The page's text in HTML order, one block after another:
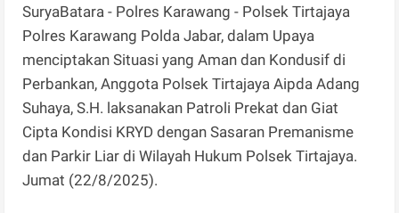
SuryaBatara - Polres Karawang - Polsek Tirtajaya
Polres Karawang Polda Jabar, dalam Upaya
menciptakan Situasi yang Aman dan Kondusif di
Perbankan, Anggota Polsek Tirtajaya Aipda Adang
Suhaya, S.H. laksanakan Patroli Prekat dan Giat
Cipta Kondisi KRYD dengan Sasaran Premanisme
dan Parkir Liar di Wilayah Hukum Polsek Tirtajaya.
Jumat (22/8/2025).